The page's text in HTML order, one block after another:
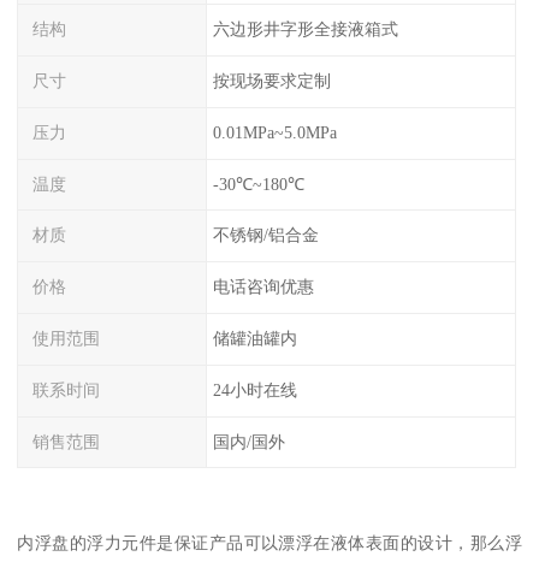
结构 六边形井字形全接液箱式
尺寸 按现场要求定制
压力 0.01MPa~5.0MPa
温度 -30℃~180℃
材质 不锈钢/铝合金
价格 电话咨询优惠
使用范围 储罐油罐内
联系时间 24小时在线
销售范围 国内/国外
内浮盘的浮力元件是保证产品可以漂浮在液体表面的设计，那么浮